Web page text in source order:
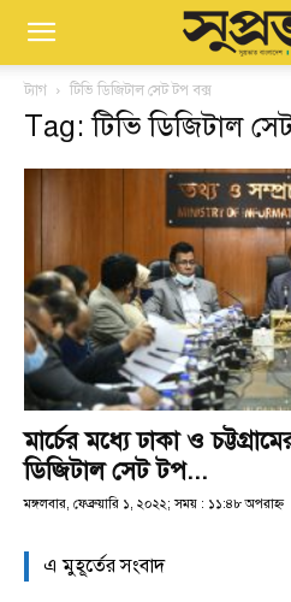
ট্যাগ টিভি ডিজিটাল সেট টপ বক্স
Tag: টিভি ডিজিটাল
মার্চের মধ্যে ঢাকা ও
ডিজিটাল সেট টপ...
মঙ্গলবার, ফেব্রুয়ারি ১, ২০২২; সময় : ১১:৪৮ অপরাহ্ণ
এ মুহূর্তের সংবাদ